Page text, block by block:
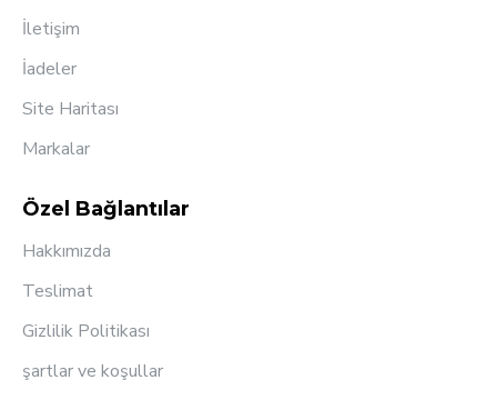
İletişim
İadeler
Site Haritası
Markalar
Özel Bağlantılar
Hakkımızda
Teslimat
Gizlilik Politikası
şartlar ve koşullar